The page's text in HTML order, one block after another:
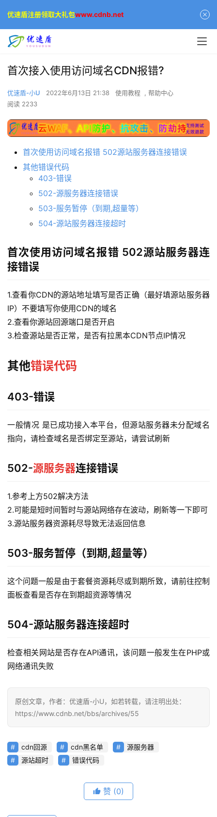
首次接入使用访问域名CDN报错?
优速盾-小U 2022年6月13日 21:38 使用教程 , 帮助中心
阅读 2233
首次使用访问域名报错 502源站服务器连接错误
其他错误代码
403-错误
502-源服务器连接错误
503-服务暂停（到期,超量等）
504-源站服务器连接超时
首次使用访问域名报错 502源站服务器连
接错误
1.查看你CDN的源站地址填写是否正确（最好填源站服务器
IP）不要填写你使用CDN的域名
2.查看你源站回源端口是否开启
3.检查源站是否正常，是否有拉黑本CDN节点IP情况
其他错误代码
403-错误
一般情况 是已成功接入本平台，但源站服务器未分配域名
指向，请检查域名是否绑定至源站，请尝试刷新
502-源服务器连接错误
1.参考上方502解决方法
2.可能是短时间暂时与源站网络存在波动，刷新等一下即可
3.源站服务器资源耗尽导致无法返回信息
503-服务暂停（到期,超量等）
这个问题一般是由于套餐资源耗尽或到期所致，请前往控制
面板查看是否存在到期超资源等情况
504-源站服务器连接超时
检查相关网站是否存在API通讯，该问题一般发生在PHP或
网络通讯失败
原创文章，作者：优速盾-小U，如若转载，请注明出处：
https://www.cdnb.net/bbs/archives/55
cdn回源 cdn黑名单
源服务器
源站超时
错误代码
赞 (0)
优速盾注册领取大礼包www.cdnb.net